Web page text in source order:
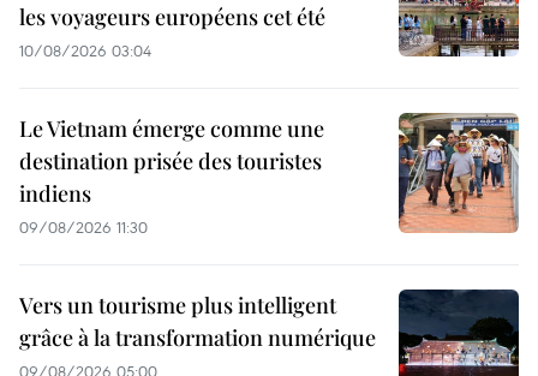
les voyageurs européens cet été
10/08/2026 03:04
Le Vietnam émerge comme une
destination prisée des touristes
indiens
09/08/2026 11:30
Vers un tourisme plus intelligent
grâce à la transformation numérique
09/08/2026 05:00